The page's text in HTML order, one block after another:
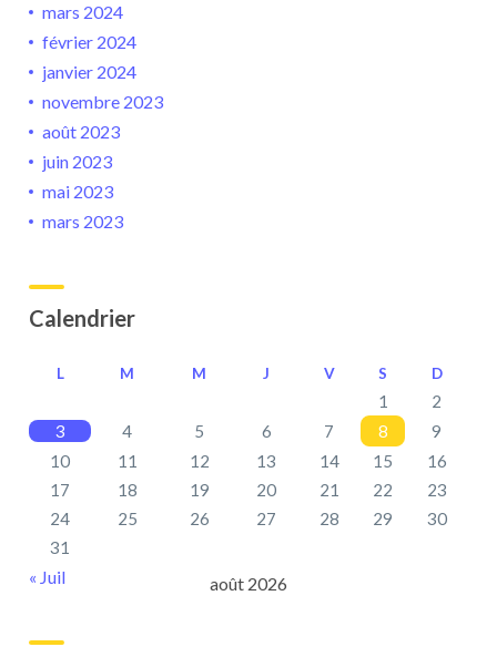
mars 2024
février 2024
janvier 2024
novembre 2023
août 2023
juin 2023
mai 2023
mars 2023
Calendrier
août 2026
L M M J V S D
1
2
3
4 5 6 7 8
9
10
11 12 13 14 15
16
17
18 19 20 21 22
23
24
25 26 27 28 29
30
31
« Juil